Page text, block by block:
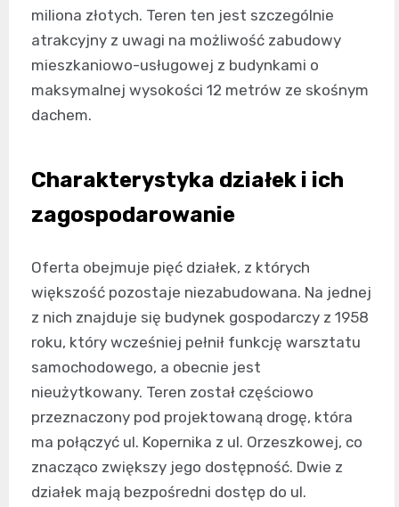
miliona złotych. Teren ten jest szczególnie
atrakcyjny z uwagi na możliwość zabudowy
mieszkaniowo-usługowej z budynkami o
maksymalnej wysokości 12 metrów ze skośnym
dachem.
Charakterystyka działek i ich
zagospodarowanie
Oferta obejmuje pięć działek, z których
większość pozostaje niezabudowana. Na jednej
z nich znajduje się budynek gospodarczy z 1958
roku, który wcześniej pełnił funkcję warsztatu
samochodowego, a obecnie jest
nieużytkowany. Teren został częściowo
przeznaczony pod projektowaną drogę, która
ma połączyć ul. Kopernika z ul. Orzeszkowej, co
znacząco zwiększy jego dostępność. Dwie z
działek mają bezpośredni dostęp do ul.